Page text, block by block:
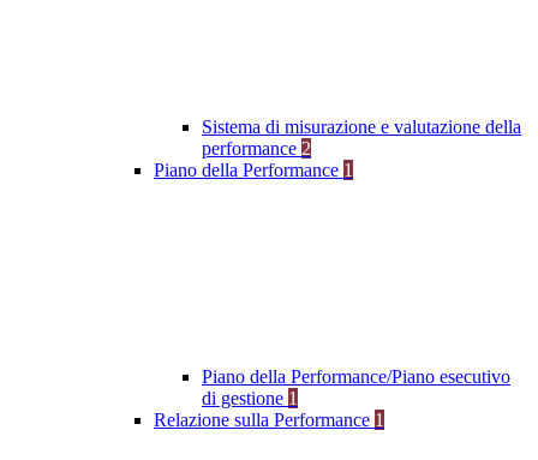
Sistema di misurazione e valutazione della
performance 2
Piano della Performance 1
Piano della Performance/Piano esecutivo
di gestione 1
Relazione sulla Performance 1